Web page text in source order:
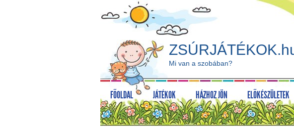
Mi van a szobában?
FŐOLDAL JÁTÉKOK HÁZHOZ JÖN ELŐKÉSZÜLETEK